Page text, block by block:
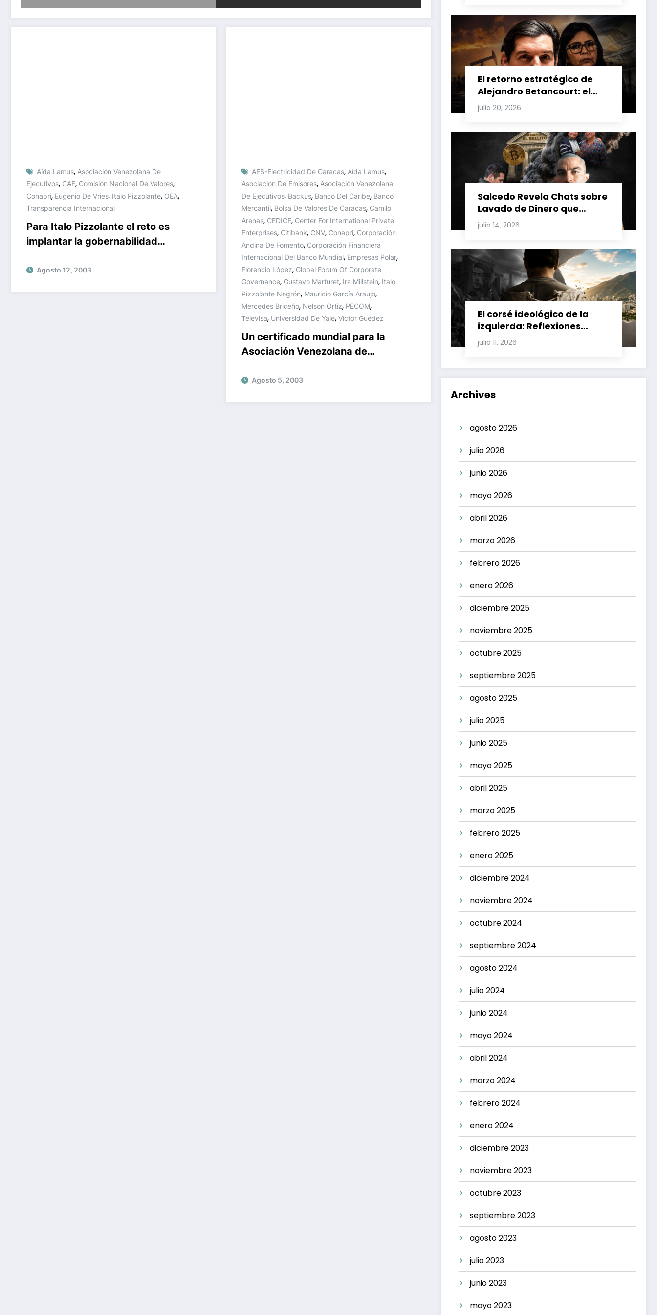
Aída Lamus, Asociación Venezolana De
Ejecutivos, CAF, Comisión Nacional De Valores,
Conapri, Eugenio De Vries, Italo Pizzolante, OEA,
Transparencia Internacional
Para Italo Pizzolante el reto es
implantar la gobernabilidad
corporativa en el país
Agosto 12, 2003
AES-Electricidad De Caracas, Aída Lamus,
Asociación De Emisores, Asociación Venezolana
De Ejecutivos, Backus, Banco Del Caribe, Banco
Mercantil, Bolsa De Valores De Caracas, Camilo
Arenas, CEDICE, Center For International Private
Enterprises, Citibank, CNV, Conapri, Corporación
Andina De Fomento, Corporación Financiera
Internacional Del Banco Mundial, Empresas Polar,
Florencio López, Global Forum Of Corporate
Governance, Gustavo Marturet, Ira Millstein, Italo
Pizzolante Negrón, Mauricio García Araujo,
Mercedes Briceño, Nelson Ortiz, PECOM,
Televisa, Universidad De Yale, Víctor Guédez
Un certificado mundial para la
Asociación Venezolana de
Ejecutivos de Italo Pizzolante
Agosto 5, 2003
El retorno estratégico de
Alejandro Betancourt: el
bolichico que desafía la
justicia y renueva su poder
venezolana
julio 20, 2026
Salcedo Revela Chats sobre
Lavado de Dinero que
Involucran a Glas, Correa y
Juan Fernando Petro en el
julio 14, 2026
El corsé ideológico de la
izquierda: Reflexiones
sobre el fracaso chavista y
la crisis moral en América
julio 11, 2026
Archives
agosto 2026
julio 2026
junio 2026
mayo 2026
abril 2026
marzo 2026
febrero 2026
enero 2026
diciembre 2025
noviembre 2025
octubre 2025
septiembre 2025
agosto 2025
julio 2025
junio 2025
mayo 2025
abril 2025
marzo 2025
febrero 2025
enero 2025
diciembre 2024
noviembre 2024
octubre 2024
septiembre 2024
agosto 2024
julio 2024
junio 2024
mayo 2024
abril 2024
marzo 2024
febrero 2024
enero 2024
diciembre 2023
noviembre 2023
octubre 2023
septiembre 2023
agosto 2023
julio 2023
junio 2023
mayo 2023